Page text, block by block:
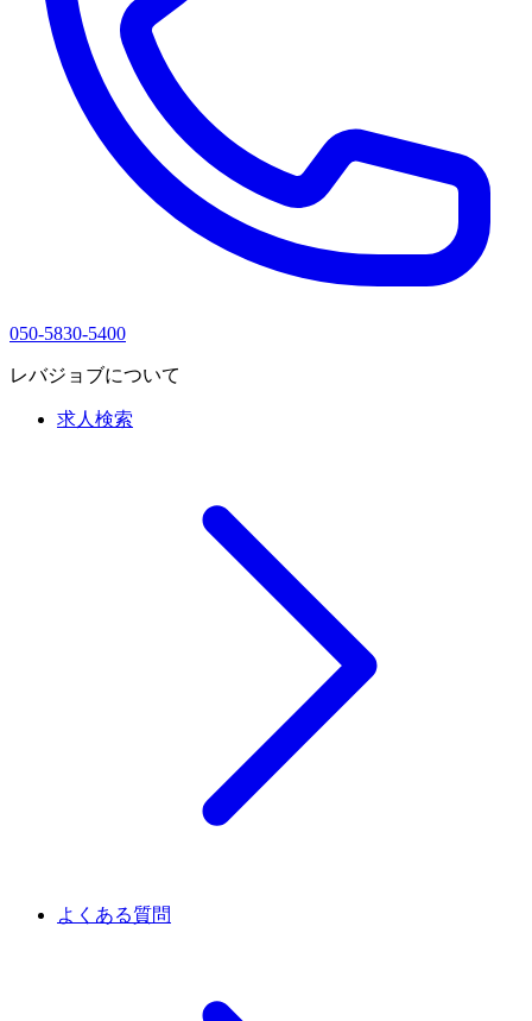
050-5830-5400
レバジョブについて
求人検索
よくある質問